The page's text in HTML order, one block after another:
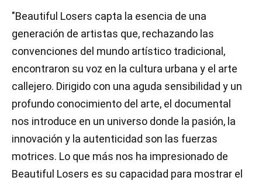
"Beautiful Losers capta la esencia de una
generación de artistas que, rechazando las
convenciones del mundo artístico tradicional,
encontraron su voz en la cultura urbana y el arte
callejero. Dirigido con una aguda sensibilidad y un
profundo conocimiento del arte, el documental
nos introduce en un universo donde la pasión, la
innovación y la autenticidad son las fuerzas
motrices. Lo que más nos ha impresionado de
Beautiful Losers es su capacidad para mostrar el